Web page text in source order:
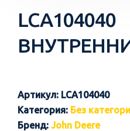
LCA104040
Артикул: LCA104040
Категория: Без
Бренд: John Deere